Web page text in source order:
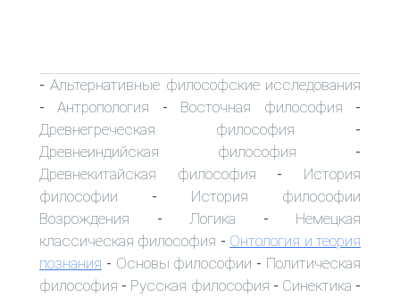
-Альтернативные философские исследования
-Антропология - Восточная философия -
Древнегреческая философия -
Древнеиндийская философия -
Древнекитайская философия - История
философии - История философии
Возрождения - Логика - Немецкая
классическая философия - Онтология и теория
познания - Основы философии - Политическая
философия - Русская философия - Синектика -